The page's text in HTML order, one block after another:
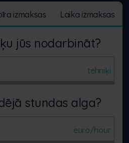
izmaksas Laika izmaksas
jūs nodarbināt?
tehniķi
stundas alga?
euro/hour